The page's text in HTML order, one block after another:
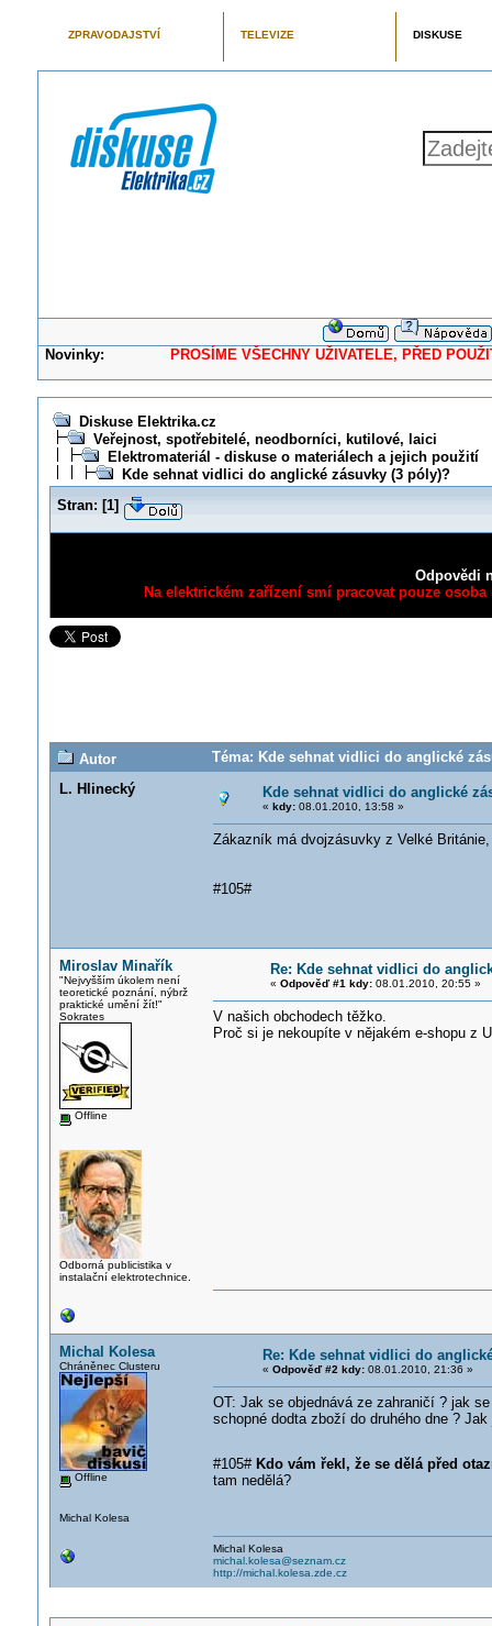
ZPRAVODAJSTVÍ TELEVIZE DISKUSE
Novinky: PROSÍME VŠECHNY UŽIVATELE, PŘED
Diskuse Elektrika.cz
Veřejnost, spotřebitelé, neodborníci, kutilové, laici
Elektromateriál - diskuse o materiálech a jejich použití
Kde sehnat vidlici do anglické zásuvky (3 póly)?
Stran: [1]
Odpovědi
Na elektrickém zařízení smí pracovat pouze
Autor
Téma: Kde sehnat vidlici do anglické
L. Hlinecký
Kde sehnat vidlici do anglické
« kdy:08.01.2010, 13:58 »
Zákazník má dvojzásuvky z Velké
#105#
Miroslav Minařík
"Nejvyšším úkolem není
teoretické poznání, nýbrž
praktické umění žít!"
Sokrates
Offline
Odborná publicistika v
instalační elektrotechnice.
Re: Kde sehnat vidlici do
« Odpověď #1 kdy:08.01.2010, 20:55 »
V našich obchodech těžko.
Proč si je nekoupíte v nějakém e-shopu z
Michal Kolesa
Chráněnec Clusteru
Offline
Michal Kolesa
Re: Kde sehnat vidlici do
« Odpověď #2 kdy:08.01.2010, 21:36 »
OT: Jak se objednává ze zahraničí ? jak
schopné dodta zboží do druhého dne ?
#105# Kdo vám řekl, že se dělá před
tam nedělá?
Michal Kolesa
michal.kolesa@seznam.cz
http://michal.kolesa.zde.cz